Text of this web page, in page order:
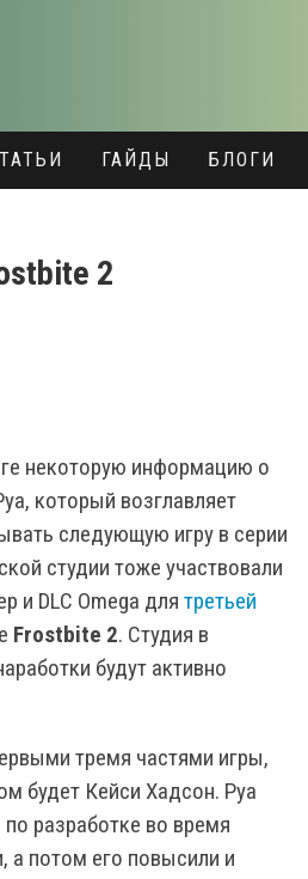
ГАЙДЫ БЛОГИ
2
некоторую информацию о
который возглавляет
следующую игру в серии
студии тоже участвовали
и DLC Omega для третьей
Frostbite 2. Студия в
будут активно
тремя частями игры,
будет Кейси Хадсон. Руа
разработке во время
а потом его повысили и